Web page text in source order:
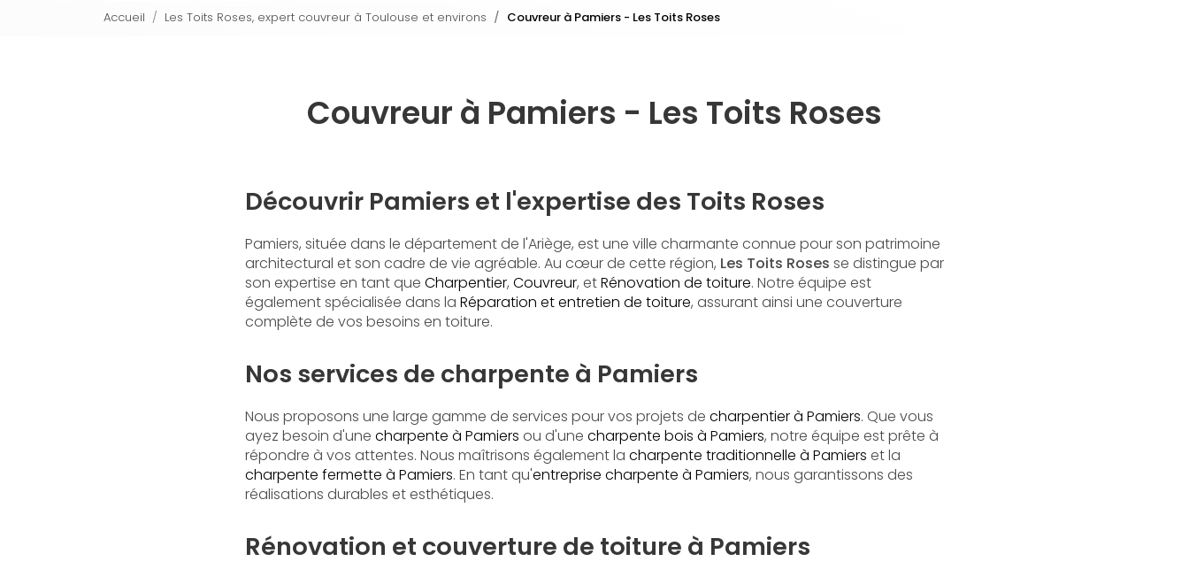
Accueil Les Toits Roses, expert couvreur à Toulouse et environs Couvreur à Pamiers - Les Toits Roses
Couvreur à Pamiers - Les Toits Roses
Découvrir Pamiers et l'expertise des Toits Roses
Pamiers, située dans le département de l'Ariège, est une ville charmante connue pour son patrimoine
architectural et son cadre de vie agréable. Au cœur de cette région, Les Toits Roses se distingue par
son expertise en tant que Charpentier, Couvreur, etRénovation de toiture. Notre équipe est
également spécialisée dans la Réparation et entretien de toiture, assurant ainsi une couverture
complète de vos besoins en toiture.
Nos services de charpente à Pamiers
Nous proposons une large gamme de services pour vos projets de charpentier à Pamiers. Que vous
ayez besoin d'une charpente à Pamiers ou d'une charpente bois à Pamiers, notre équipe est prête à
répondre à vos attentes. Nous maîtrisons également la charpente traditionnelle à Pamiers et la
charpente fermette à Pamiers. En tant qu'entreprise charpente à Pamiers, nous garantissons des
réalisations durables et esthétiques.
Rénovation et couverture de toiture à Pamiers